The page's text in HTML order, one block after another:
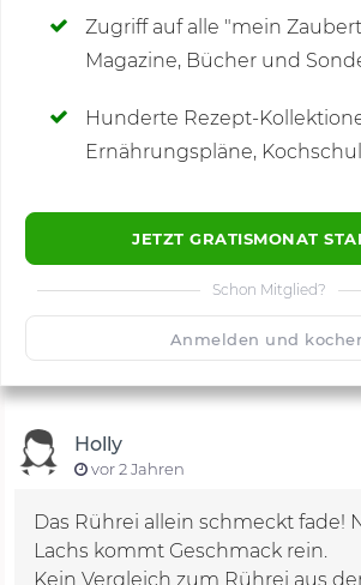
Zugriff auf alle "mein
Magazine, Bücher und
Hunderte Rezept-
Ernährungspläne,
JETZT GRATISMONAT
Schon Mitglied?
Anmelden und
Kommentare(3)
🙂
Holly
vor 2 Jahren
Das Rührei allein schmeckt fade!
Lachs kommt Geschmack rein.
Kein Vergleich zum Rührei aus